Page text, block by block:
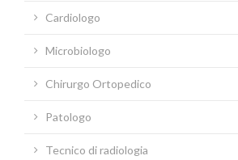
Cardiologo
Microbiologo
Chirurgo Ortopedico
Patologo
Tecnico di radiologia